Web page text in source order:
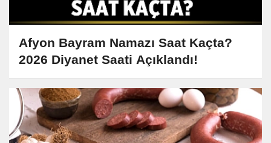
Afyon Bayram Namazı Saat Kaçta?
2026 Diyanet Saati Açıklandı!